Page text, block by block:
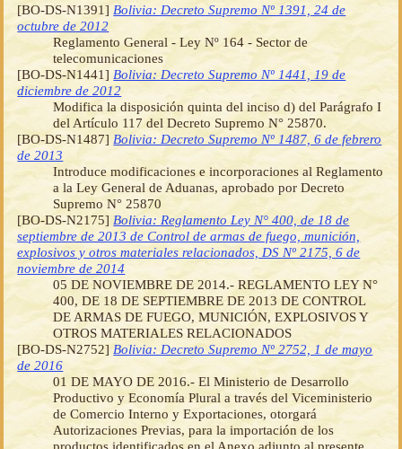
[BO-DS-N1391] Bolivia: Decreto Supremo Nº 1391, 24 de
octubre de 2012
Reglamento General - Ley Nº 164 - Sector de
telecomunicaciones
[BO-DS-N1441] Bolivia: Decreto Supremo Nº 1441, 19 de
diciembre de 2012
Modifica la disposición quinta del inciso d) del Parágrafo I
del Artículo 117 del Decreto Supremo N° 25870.
[BO-DS-N1487] Bolivia: Decreto Supremo Nº 1487, 6 de febrero
de 2013
Introduce modificaciones e incorporaciones al Reglamento
a la Ley General de Aduanas, aprobado por Decreto
Supremo N° 25870
[BO-DS-N2175] Bolivia: Reglamento Ley N° 400, de 18 de
septiembre de 2013 de Control de armas de fuego, munición,
explosivos y otros materiales relacionados, DS Nº 2175, 6 de
noviembre de 2014
05 DE NOVIEMBRE DE 2014.- REGLAMENTO LEY N°
400, DE 18 DE SEPTIEMBRE DE 2013 DE CONTROL
DE ARMAS DE FUEGO, MUNICIÓN, EXPLOSIVOS Y
OTROS MATERIALES RELACIONADOS
[BO-DS-N2752] Bolivia: Decreto Supremo Nº 2752, 1 de mayo
de 2016
01 DE MAYO DE 2016.- El Ministerio de Desarrollo
Productivo y Economía Plural a través del Viceministerio
de Comercio Interno y Exportaciones, otorgará
Autorizaciones Previas, para la importación de los
productos identificados en el Anexo adjunto al presente